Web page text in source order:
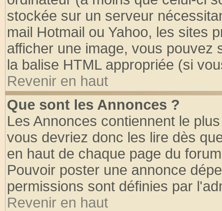
stockée sur un serveur
mail Hotmail ou Yahoo, les sites
afficher une image, vous pouvez
la balise HTML appropriée (si
Revenir en haut
Que sont les Annonces ?
Les Annonces contiennent le
vous devriez donc les lire dès
en haut de chaque page du
Pouvoir poster une annonce
permissions sont définies par
Revenir en haut